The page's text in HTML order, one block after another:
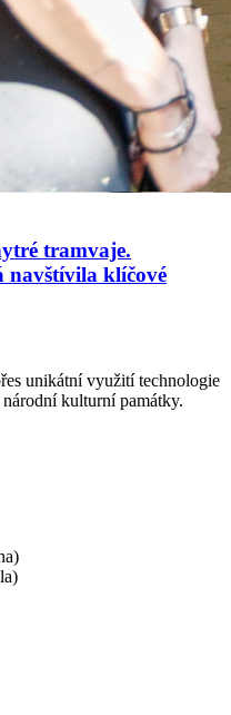
tramvaje.
navštívila klíčové
unikátní využití technologie
kulturní památky.